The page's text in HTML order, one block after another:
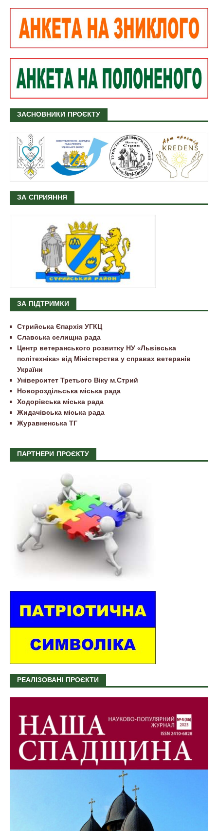
ЗАСНОВНИКИ ПРОЄКТУ
ЗА СПРИЯННЯ
ЗА ПІДТРИМКИ
Стрийська Єпархія УГКЦ
Славська селищна рада
Центр ветеранського розвитку НУ «Львівська
політехніка» від Міністерства у справах ветеранів
України
Університет Третього Віку м.Стрий
Новороздільська міська рада
Ходорівська міська рада
Жидачівська міська рада
Журавненська ТГ
ПАРТНЕРИ ПРОЄКТУ
РЕАЛІЗОВАНІ ПРОЄКТИ